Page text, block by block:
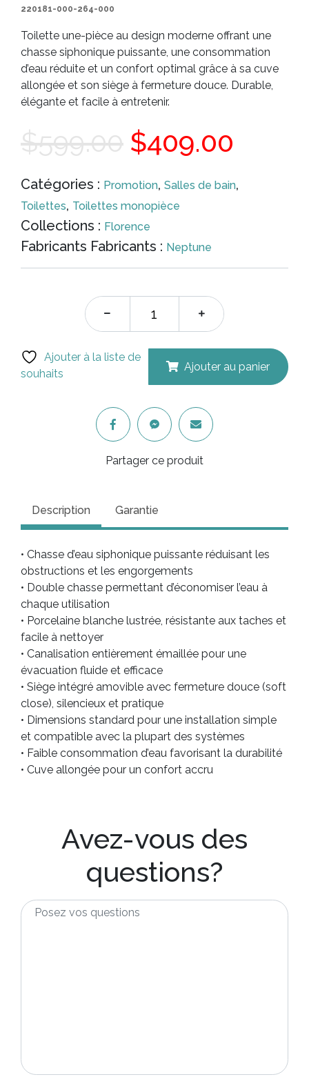
220181-000-264-000
Toilette une-pièce au design moderne offrant une
chasse siphonique puissante, une consommation
d’eau réduite et un confort optimal grâce à sa cuve
allongée et son siège à fermeture douce. Durable,
élégante et facile à entretenir.
$599.00 Le
prix
initial
était :
$599.00.
$409.00
prix
est :
Catégories : Promotion, Salles de bain,
Toilettes, Toilettes monopièce
Collections : Florence
Fabricants Fabricants : Neptune
Ajouter à la liste de
souhaits
Ajouter au panier
Partager ce produit
Description Garantie
• Chasse d’eau siphonique puissante réduisant les
obstructions et les engorgements
• Double chasse permettant d’économiser l’eau à
chaque utilisation
• Porcelaine blanche lustrée, résistante aux taches et
facile à nettoyer
• Canalisation entièrement émaillée pour une
évacuation fluide et efficace
• Siège intégré amovible avec fermeture douce (soft
close), silencieux et pratique
• Dimensions standard pour une installation simple
et compatible avec la plupart des systèmes
• Faible consommation d’eau favorisant la durabilité
• Cuve allongée pour un confort accru
Avez-vous des
questions?
Posez
vos